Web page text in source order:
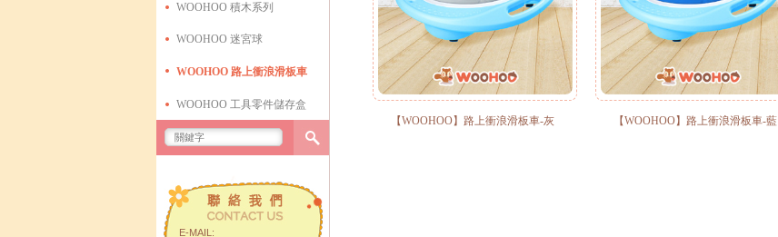
WOOHOO 積木系列
WOOHOO 迷宮球
WOOHOO 路上衝浪滑板車
WOOHOO 工具零件儲存盒
E-MAIL:
【WOOHOO】路上衝浪滑板車-灰 【WOOHOO】路上衝浪滑板車-藍